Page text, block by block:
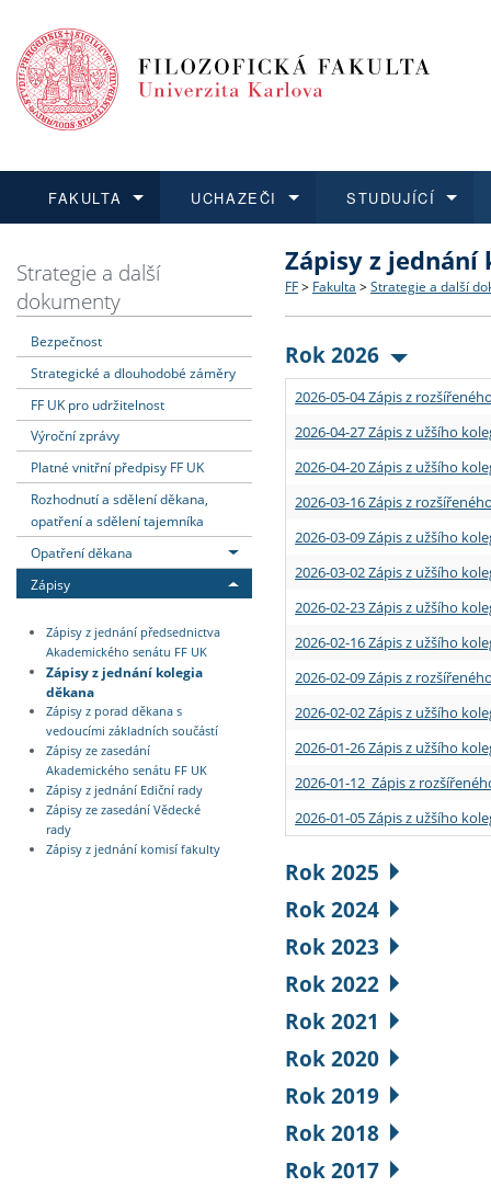
FAKULTA
Dozvědět se více
Struktura a historie
Strategie a další
Podpora a benefity pro
Absolventi fakulty
UCHAZEČI
Podat přihlášku
Co studovat a jak se
Učitelské studijní
Informace k průběhu
STUDUJÍCÍ
Dozvědět se více
Bakalářské a magisterské
Doktorské studium
Rigorózní řízení
Dozvědět se více
O vědě a výzkumu na FF
Akademické kvalifikace
Granty a projekty
Dozvědět se více
Aktuální nabídky a
Vyjíždějící studenti
Přijíždějící studenti
Vyjíždějící zaměstnanci
Strategie a další
dokumenty
Bezpečnost
Strategické a dlouhodobé záměry
FF UK pro udržitelnost
Výroční zprávy
Platné vnitřní předpisy FF UK
Rozhodnutí a sdělení děkana,
opatření a sdělení tajemníka
Opatření děkana
Zápisy
Zápisy z jednání předsednictva
Akademického senátu FF UK
Zápisy z jednání kolegia
děkana
Zápisy z porad děkana s
vedoucími základních součástí
Zápisy ze zasedání
Akademického senátu FF UK
Zápisy z jednání Ediční rady
Zápisy ze zasedání Vědecké
rady
Zápisy z jednání komisí fakulty
Zápisy z jednání
FF > Fakulta > Strategie a další
Rok 2026
2026-05-04 Zápis z
2026-04-27 Zápis z užšího
2026-04-20 Zápis z užšího
2026-03-16 Zápis z
2026-03-09 Zápis z užšího
2026-03-02 Zápis z užšího
2026-02-23 Zápis z užšího
2026-02-16 Zápis z užšího
2026-02-09 Zápis z
2026-02-02 Zápis z užšího
2026-01-26 Zápis z užšího
2026-01-12 Zápis z
2026-01-05 Zápis z užšího
Rok 2025
Rok 2024
Rok 2023
Rok 2022
Rok 2021
Rok 2020
Rok 2019
Rok 2018
Rok 2017